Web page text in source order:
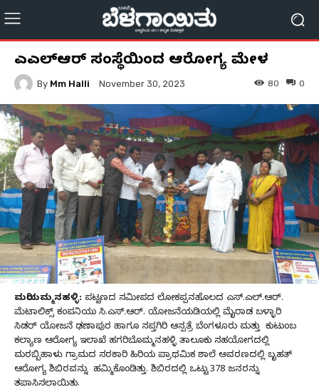
ಎಸ್ಎಲ್ಆರ್ ಸಂಸ್ಥೆಯಿಂದ ಆರೋಗ್ಯ ಮೇಳ
By Mm Halli November 30, 2023 0
80
ಮರಿಯಮ್ಮನಹಳ್ಳಿ: ಪಟ್ಟಣದ ಸಮೀಪದ ಲೋಕಪ್ಪನಹೊಲದ ಎಸ್.ಎಲ್.ಆರ್.
ಮೆಟಾಲಿಕ್ಸ್ ಕಂಪನಿಯು ಸಿ.ಎಸ್.ಆರ್. ಯೋಜನೆಯಡಿಯಲ್ಲಿ ಮೈರಾಡ ಬಳ್ಳಾರಿ
ಸಿಡರ್ ಯೋಜನೆ ಢಣಾಪುರ ಹಾಗೂ ಸಪ್ತಗಿರಿ ಆಸ್ಪತ್ರೆ ಬೆಂಗಳೂರು ಮತ್ತು ಕುಟುಂಬ
ಕಲ್ಯಾಣ ಆರೋಗ್ಯ ಇಲಾಖೆ ಹಗರಿಬೊಮ್ಮನಹಳ್ಳಿ ತಾಲೂಕು ಸಹಯೋಗದಲ್ಲಿ
ಮರಬ್ಬಿಹಾಳು ಗ್ರಾಮದ ಸರಕಾರಿ ಹಿರಿಯ ಪ್ರಾಥಮಿಕ ಶಾಲೆ ಅವರಣದಲ್ಲಿ ಬೃಹತ್
ಆರೋಗ್ಯ ಶಿಬಿರವನ್ನು ಹಮ್ಮಿಕೊಂಡಿತ್ತು. ಶಿಬಿರದಲ್ಲಿ ಒಟ್ಟು 378 ಜನರನ್ನು
ತಪಾಸಿಸಲಾಯಿತು.